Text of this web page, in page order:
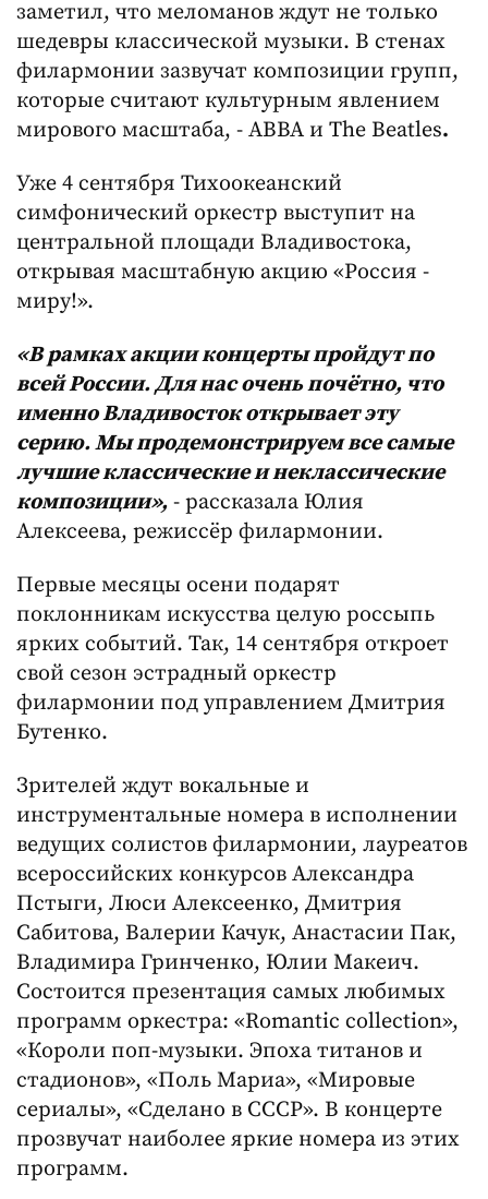
заметил, что меломанов ждут не только
шедевры классической музыки. В стенах
филармонии зазвучат композиции групп,
которые считают культурным явлением
мирового масштаба, - ABBA и The Beatles.
Уже 4 сентября Тихоокеанский
симфонический оркестр выступит на
центральной площади Владивостока,
открывая масштабную акцию «Россия -
миру!».
«В рамках акции концерты пройдут по
всей России. Для нас очень почётно, что
именно Владивосток открывает эту
серию. Мы продемонстрируем все самые
лучшие классические и неклассические
композиции», - рассказала Юлия
Алексеева, режиссёр филармонии.
Первые месяцы осени подарят
поклонникам искусства целую россыпь
ярких событий. Так, 14 сентября откроет
свой сезон эстрадный оркестр
филармонии под управлением Дмитрия
Бутенко.
Зрителей ждут вокальные и
инструментальные номера в исполнении
ведущих солистов филармонии, лауреатов
всероссийских конкурсов Александра
Пстыги, Люси Алексеенко, Дмитрия
Сабитова, Валерии Качук, Анастасии Пак,
Владимира Гринченко, Юлии Макеич.
Состоится презентация самых любимых
программ оркестра: «Romantic collection»,
«Короли поп-музыки. Эпоха титанов и
стадионов», «Поль Мариа», «Мировые
сериалы», «Сделано в СССР». В концерте
прозвучат наиболее яркие номера из этих
программ.